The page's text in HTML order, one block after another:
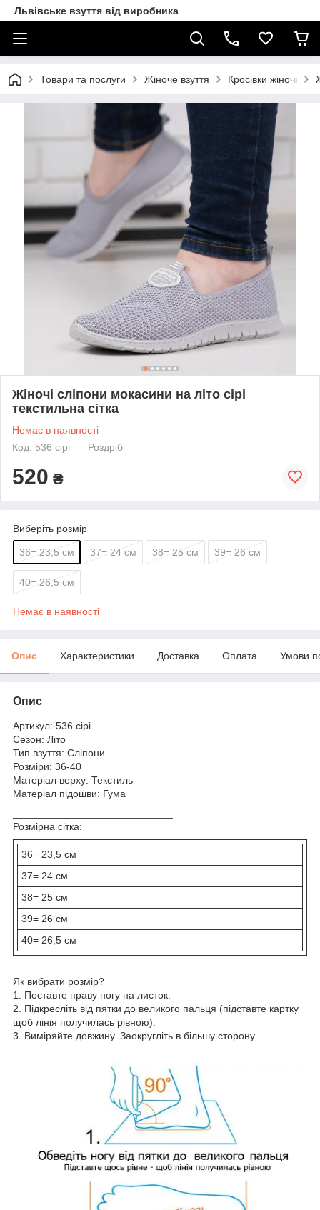
Львівське взуття від виробника
Товари та послуги Жіноче взуття Кросівки жіночі
Жіночі сліпони мокасини на літо сірі
текстильна сітка
Немає в наявності
Код: 536 сірі
Роздріб
520 ₴
Виберіть розмір
36= 23,5 см 37= 24 см 38= 25 см 39= 26 см
40= 26,5 см
Немає в наявності
Опис Характеристики Доставка Оплата Умови
Опис
Артикул: 536 сірі
Сезон: Літо
Тип взуття: Сліпони
Розміри: 36-40
Матеріал верху: Текстиль
Матеріал підошви: Гума
Розмірна сітка:
36= 23,5 см
37= 24 см
38= 25 см
39= 26 см
40= 26,5 см
Як вибрати розмір?
1. Поставте праву ногу на листок.
2. Підкресліть від пятки до великого пальця (підставте картку
щоб лінія получилась рівною).
3. Виміряйте довжину. Заокругліть в більшу сторону.